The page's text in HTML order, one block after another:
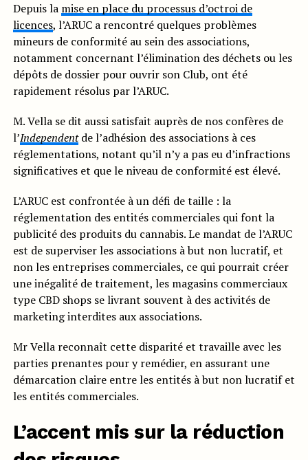
Depuis la mise en place du processus d’octroi de
licences, l’ARUC a rencontré quelques problèmes
mineurs de conformité au sein des associations,
notamment concernant l’élimination des déchets ou les
dépôts de dossier pour ouvrir son Club, ont été
rapidement résolus par l’ARUC.
M. Vella se dit aussi satisfait auprès de nos confères de
l’Independentde l’adhésion des associations à ces
réglementations, notant qu’il n’y a pas eu d’infractions
significatives et que le niveau de conformité est élevé.
L’ARUC est confrontée à un défi de taille : la
réglementation des entités commerciales qui font la
publicité des produits du cannabis. Le mandat de l’ARUC
est de superviser les associations à but non lucratif, et
non les entreprises commerciales, ce qui pourrait créer
une inégalité de traitement, les magasins commerciaux
type CBD shops se livrant souvent à des activités de
marketing interdites aux associations.
Mr Vella reconnaît cette disparité et travaille avec les
parties prenantes pour y remédier, en assurant une
démarcation claire entre les entités à but non lucratif et
les entités commerciales.
L’accent mis sur la réduction